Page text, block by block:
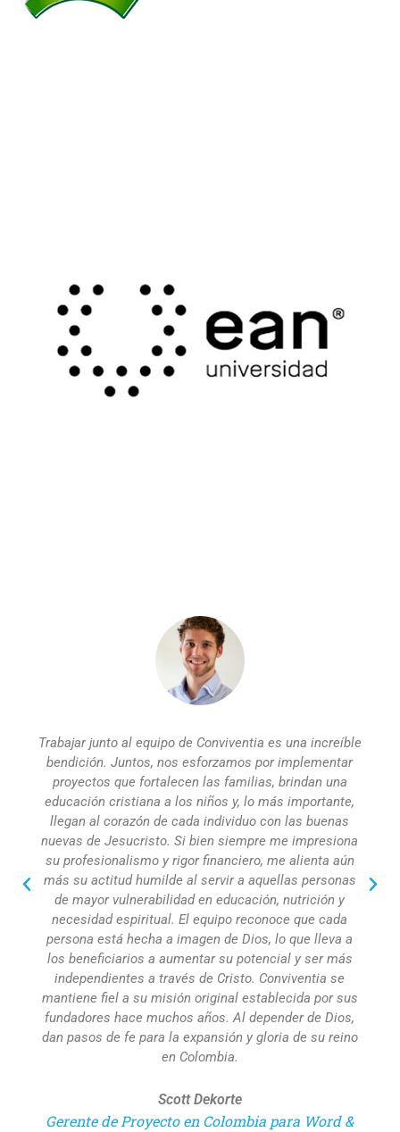
Trabajar junto al equipo de Conviventia es una increíble
bendición. Juntos, nos esforzamos por implementar
proyectos que fortalecen las familias, brindan una
educación cristiana a los niños y, lo más importante,
llegan al corazón de cada individuo con las buenas
nuevas de Jesucristo. Si bien siempre me impresiona
su profesionalismo y rigor financiero, me alienta aún
más su actitud humilde al servir a aquellas personas
de mayor vulnerabilidad en educación, nutrición y
necesidad espiritual. El equipo reconoce que cada
persona está hecha a imagen de Dios, lo que lleva a
los beneficiarios a aumentar su potencial y ser más
independientes a través de Cristo. Conviventia se
mantiene fiel a su misión original establecida por sus
fundadores hace muchos años. Al depender de Dios,
dan pasos de fe para la expansión y gloria de su reino
en Colombia.
Scott Dekorte
Gerente de Proyecto en Colombia para Word &